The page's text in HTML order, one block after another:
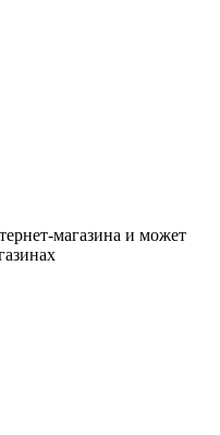
магазина и может